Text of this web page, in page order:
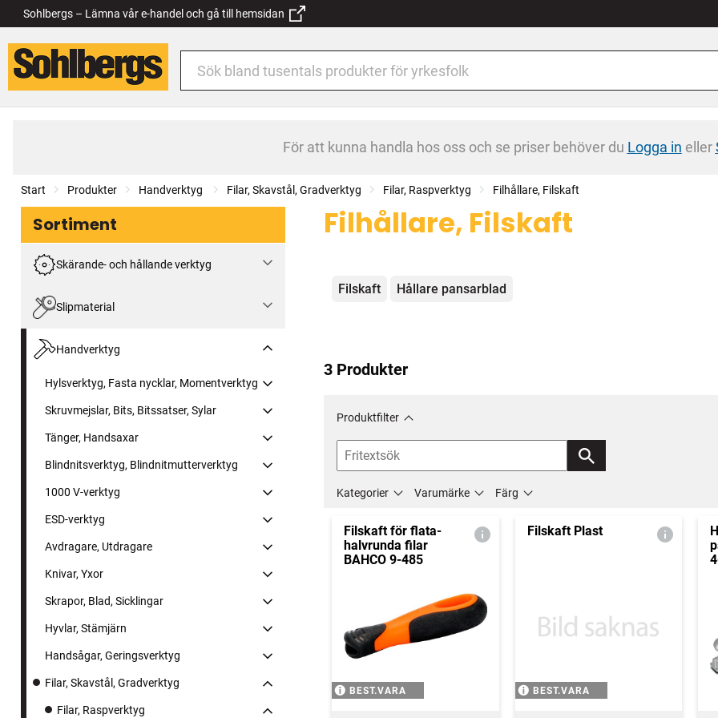
Sohlbergs – Lämna vår e-handel och gå till hemsidan
För att kunna handla hos oss och se priser behöver du Logga in eller
Start Produkter Handverktyg Filar, Skavstål, Gradverktyg Filar, Raspverktyg Filhållare, Filskaft
Sortiment
Skärande- och hållande verktyg
Slipmaterial
Handverktyg
Hylsverktyg, Fasta nycklar, Momentverktyg
Skruvmejslar, Bits, Bitssatser, Sylar
Tänger, Handsaxar
Blindnitsverktyg, Blindnitmutterverktyg
1000 V-verktyg
ESD-verktyg
Avdragare, Utdragare
Knivar, Yxor
Skrapor, Blad, Sicklingar
Hyvlar, Stämjärn
Handsågar, Geringsverktyg
Filar, Skavstål, Gradverktyg
Filar, Raspverktyg
Filhållare, Filskaft
Kategorier
Filskaft Hållare pansarblad
3 Produkter
Produktfilter
Kategorier Varumärke Färg
Filskaft för flata-
halvrunda filar
BAHCO 9-485
BEST.VARA
Filskaft Plast
BEST.VARA